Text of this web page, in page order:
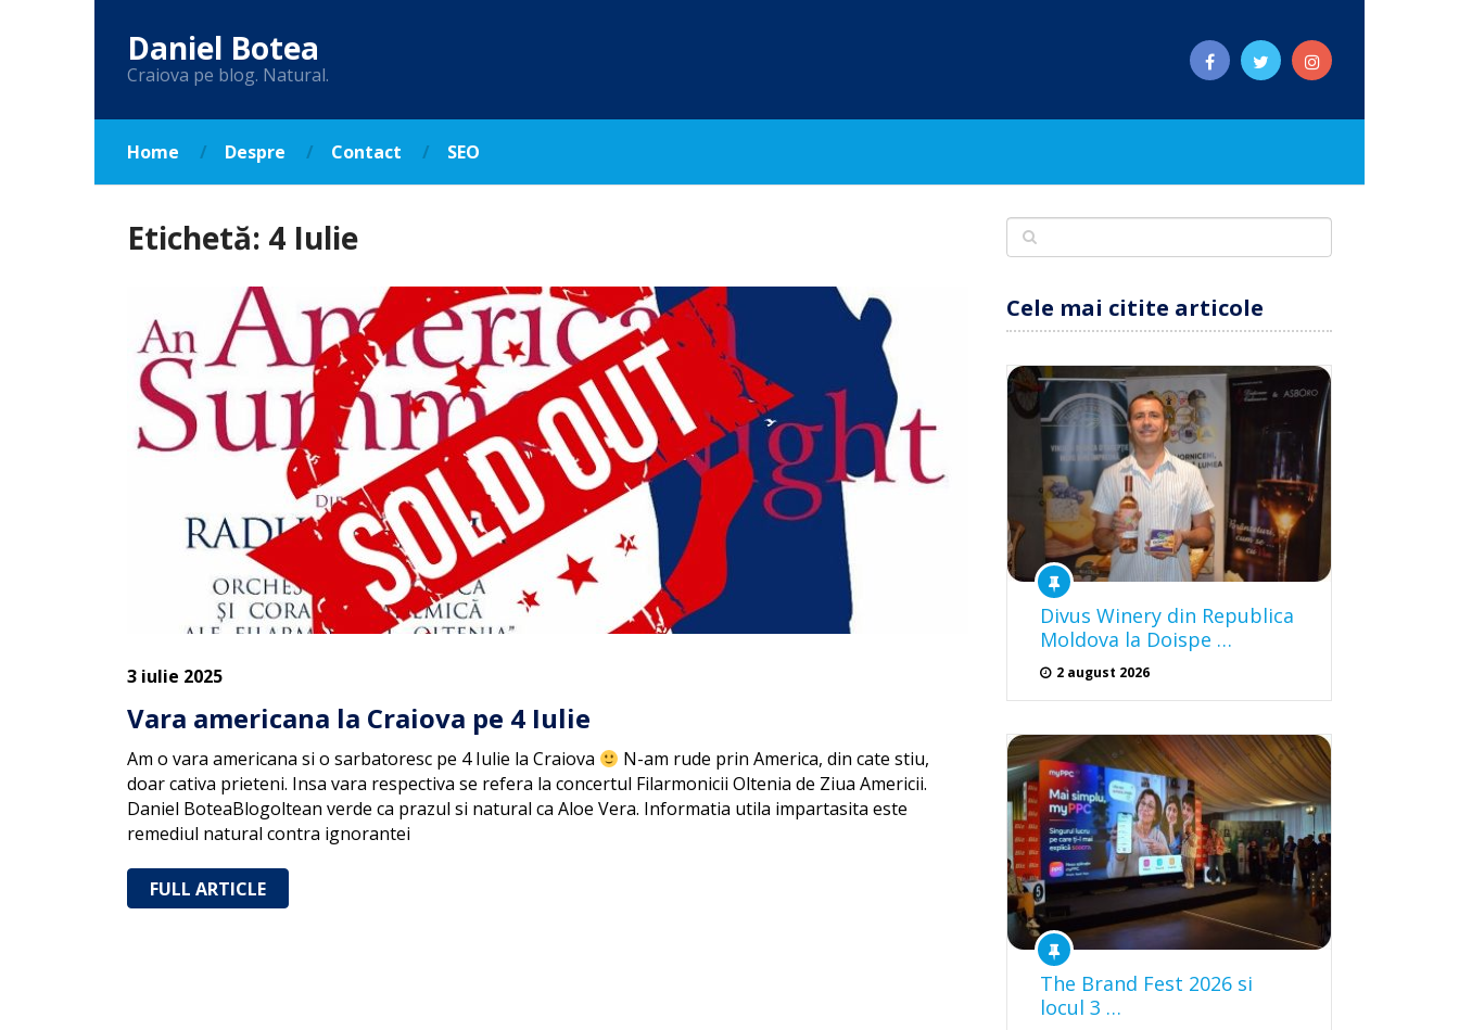
Daniel Botea
Craiova pe blog. Natural.
Home Despre Contact SEO
Etichetă: 4 Iulie
3 iulie 2025
Vara americana la Craiova pe 4 Iulie
Am o vara americana si o sarbatoresc pe 4 Iulie la Craiova
N-am rude prin America, din cate stiu,
doar cativa prieteni. Insa vara respectiva se refera la concertul Filarmonicii Oltenia de Ziua Americii.
Daniel BoteaBlogoltean verde ca prazul si natural ca Aloe Vera. Informatia utila impartasita este
remediul natural contra ignorantei
FULL ARTICLE
Cele mai citite articole
Divus Winery din Republica
Moldova la Doispe …
2 august 2026
The Brand Fest 2026 si
locul 3 …